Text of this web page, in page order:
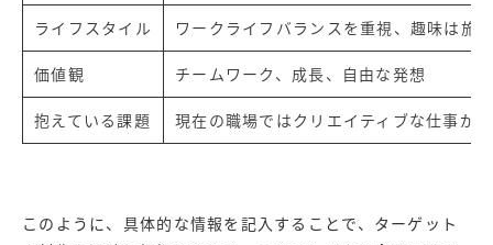
ライフスタイル ワークライフバランスを重視、趣味は旅
価値観 チームワーク、成長、自由な発想
抱えている課題 現在の職場ではクリエイティブな仕事が
このように、具体的な情報を記入することで、ターゲット